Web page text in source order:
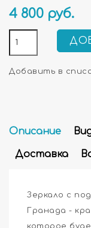
4 800 руб.
Добавить в
Описание
Доставка
Зеркало с
Гранада -
которое